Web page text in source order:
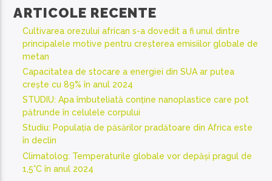
ARTICOLE RECENTE
Cultivarea orezului african s-a dovedit a fi unul dintre
principalele motive pentru creșterea emisiilor globale de
metan
Capacitatea de stocare a energiei din SUA ar putea
crește cu 89% în anul 2024
STUDIU: Apa îmbuteliată conține nanoplastice care pot
pătrunde în celulele corpului
Studiu: Populația de păsărilor pradătoare din Africa este
în declin
Climatolog: Temperaturile globale vor depăși pragul de
1,5°C în anul 2024